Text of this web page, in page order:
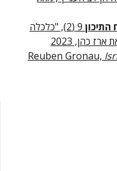
9 (2), "כלכלה
כהן, 2023
Reuben Gronau,